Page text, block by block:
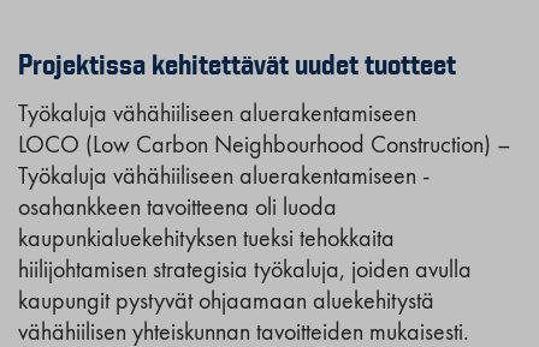
Projektissa kehitettävät uudet tuotteet
Työkaluja vähähiiliseen aluerakentamiseen
LOCO (Low Carbon Neighbourhood Construction) –
Työkaluja vähähiiliseen aluerakentamiseen -
osahankkeen tavoitteena oli luoda
kaupunkialuekehityksen tueksi tehokkaita
hiilijohtamisen strategisia työkaluja, joiden avulla
kaupungit pystyvät ohjaamaan aluekehitystä
vähähiilisen yhteiskunnan tavoitteiden mukaisesti.